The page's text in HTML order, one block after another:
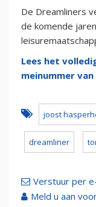
De Dreamliners
de komende
Lees het
meinummer van
joost
dreamliner
Verstuur per
Meld u aan